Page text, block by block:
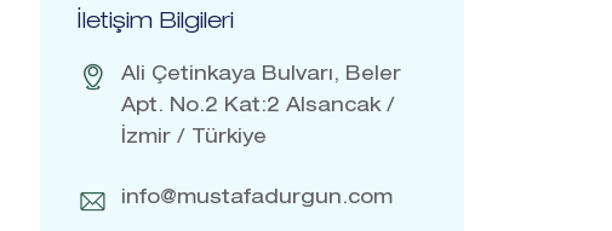
İletişim Bilgileri
Ali Çetinkaya Bulvarı, Beler
Apt. No.2 Kat:2 Alsancak /
İzmir / Türkiye
info@mustafadurgun.com